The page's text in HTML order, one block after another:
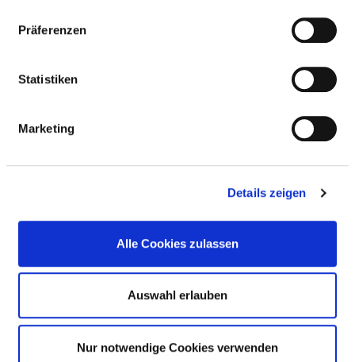
Präferenzen
Statistiken
Marketing
Details zeigen
Alle Cookies zulassen
Auswahl erlauben
Nur notwendige Cookies verwenden
SPECIALIST EXPERTISE AND FURTHER
MEDICAL SERVICE OFFERING WITH CASE
NUMBERS